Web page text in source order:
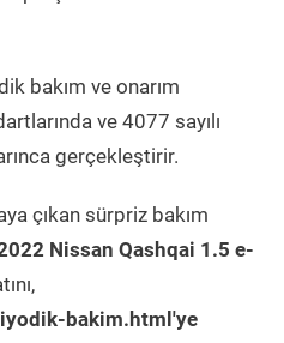
bakım ve onarım
ve 4077 sayılı
gerçekleştirir.
çıkan sürpriz bakım
Nissan Qashqai 1.5 e-
bakim.html'ye